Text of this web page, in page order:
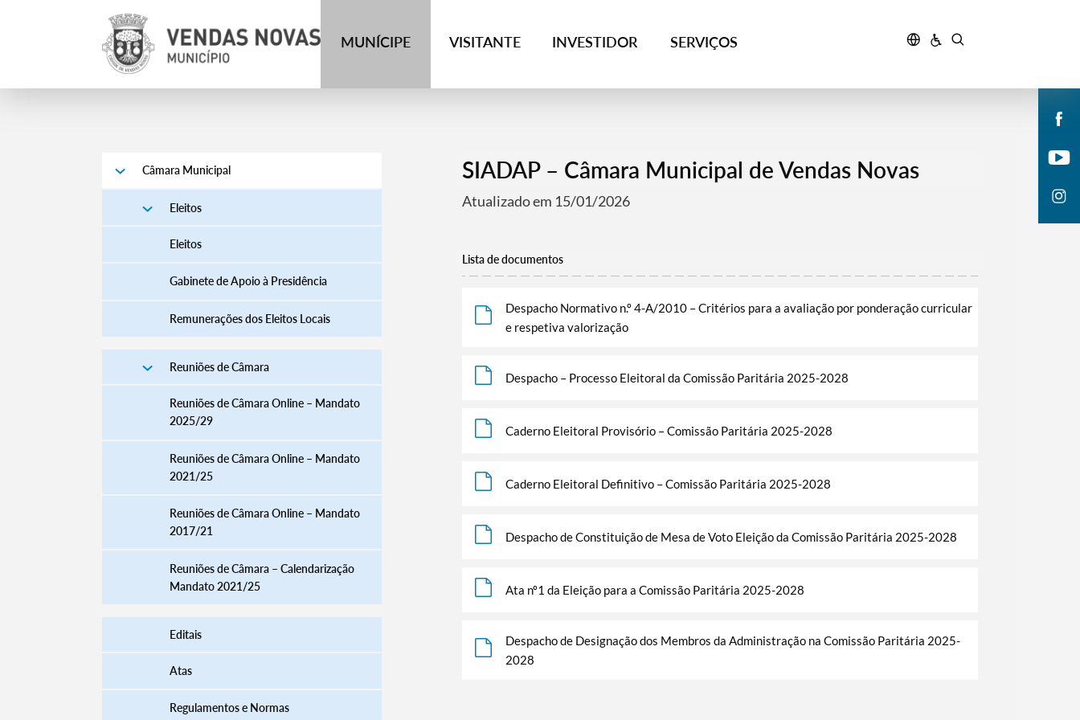
MUNÍCIPE VISITANTE INVESTIDOR SERVIÇOS
Câmara Municipal
Eleitos
Eleitos
Gabinete de Apoio à Presidência
Remunerações dos Eleitos Locais
Reuniões de Câmara
Reuniões de Câmara Online – Mandato
2025/29
Reuniões de Câmara Online – Mandato
2021/25
Reuniões de Câmara Online – Mandato
2017/21
Reuniões de Câmara – Calendarização
Mandato 2021/25
Editais
Atas
Regulamentos e Normas
SIADAP – Câmara Municipal de Vendas Novas
Atualizado em 15/01/2026
Lista de documentos
Despacho Normativo n.º 4-A/2010 – Critérios para a avaliação por ponderação curricular
e respetiva valorização
Despacho – Processo Eleitoral da Comissão Paritária 2025-2028
Caderno Eleitoral Provisório – Comissão Paritária 2025-2028
Caderno Eleitoral Definitivo – Comissão Paritária 2025-2028
Despacho de Constituição de Mesa de Voto Eleição da Comissão Paritária 2025-2028
Ata nº1 da Eleição para a Comissão Paritária 2025-2028
Despacho de Designação dos Membros da Administração na Comissão Paritária 2025-
2028